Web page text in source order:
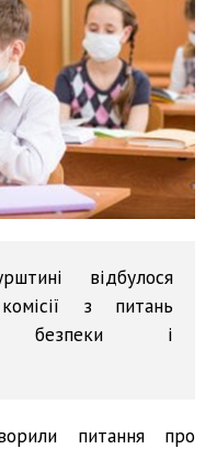
відбулося
з питань
безпеки і
питання про